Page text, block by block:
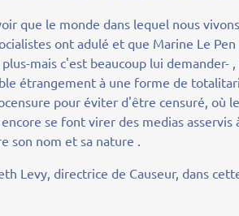
que le monde dans lequel nous
ont adulé et que Marine Le
mais c'est beaucoup lui
étrangement à une forme de
pour éviter d'être censuré, où
se font virer des medias asservis
son nom et sa nature .
Levy, directrice de Causeur, dans